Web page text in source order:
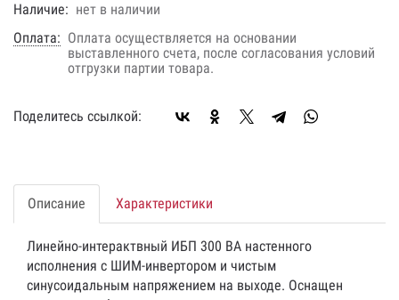
Наличие: нет в наличии
Оплата: Оплата осуществляется на основании
выставленного счета, после согласования условий
отгрузки партии товара.
Поделитесь ссылкой:
Описание Характеристики
Линейно-интерактвный ИБП 300 ВА настенного
исполнения с ШИМ-инвертором и чистым
синусоидальным напряжением на выходе. Оснащен